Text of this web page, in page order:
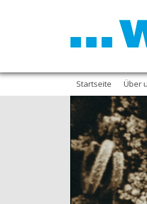
Startseite Über